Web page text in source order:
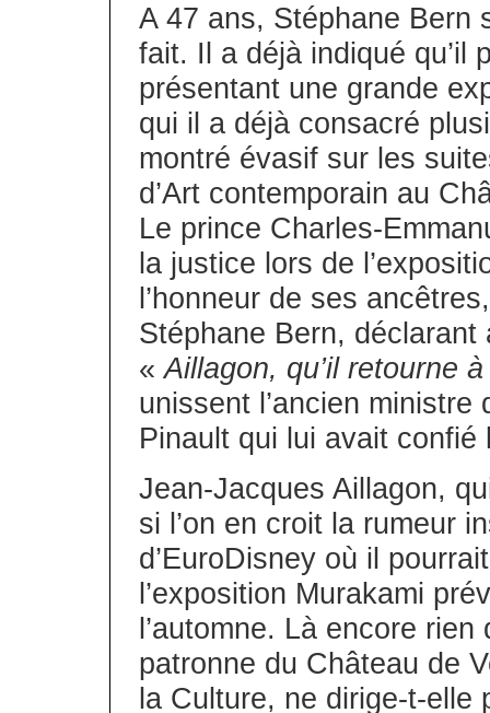
A 47 ans, Stéphane Bern
fait. Il a déjà indiqué qu’il
présentant une grande
qui il a déjà consacré
montré évasif sur les
d’Art contemporain au
Le prince Charles-
la justice lors de
l’honneur de ses
Stéphane Bern,
«Aillagon, qu’il retourne
unissent l’ancien
Pinault qui lui avait
Jean-Jacques Aillagon,
si l’on en croit la rumeur
d’EuroDisney où il
l’exposition Murakami
l’automne. Là encore
patronne du Château de
la Culture, ne dirige-t-